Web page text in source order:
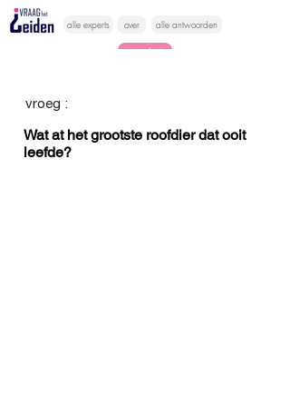
alle experts over alle antwoorden
vragen lessen
vroeg :
Wat at het grootste roofdier dat ooit
leefde?